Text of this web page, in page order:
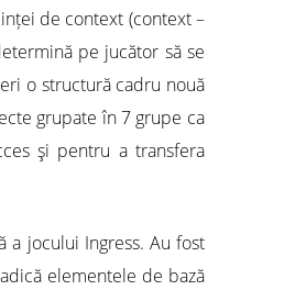
de context (context –
pe jucător să se
o structură cadru nouă
grupate în 7 grupe ca
şi pentru a transfera
a jocului Ingress. Au fost
elementele de bază